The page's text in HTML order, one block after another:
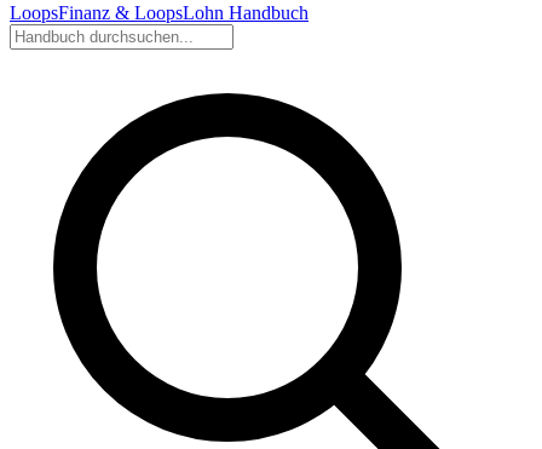
LoopsFinanz & LoopsLohn Handbuch